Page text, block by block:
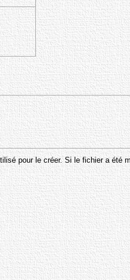
pour le créer. Si le fichier a été